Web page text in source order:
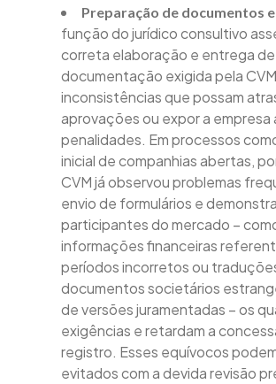
Preparação de documentos
função do jurídico consultivo
correta elaboração e entrega
documentação exigida pela
inconsistências que possam
aprovações ou expor a empresa
penalidades. Em processos
inicial de companhias abertas,
CVM já observou problemas
envio de formulários e
participantes do mercado –
informações financeiras
períodos incorretos ou
documentos societários
de versões juramentadas – os
exigências e retardam a
registro. Esses equívocos
evitados com a devida revisão